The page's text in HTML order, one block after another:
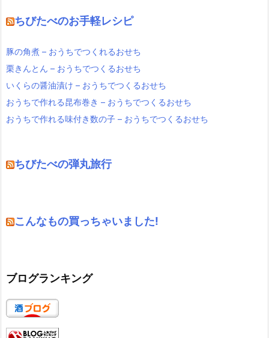
ーちびたべのお手軽レシピ
豚の角煮 – おうちでつくれるおせち
栗きんとん – おうちでつくるおせち
いくらの醤油漬け – おうちでつくるおせち
おうちで作れる昆布巻き – おうちでつくるおせち
おうちで作れる味付き数の子 – おうちでつくるおせち
ちびたべの弾丸旅行
こんなもの買っちゃいました!
ブログランキング